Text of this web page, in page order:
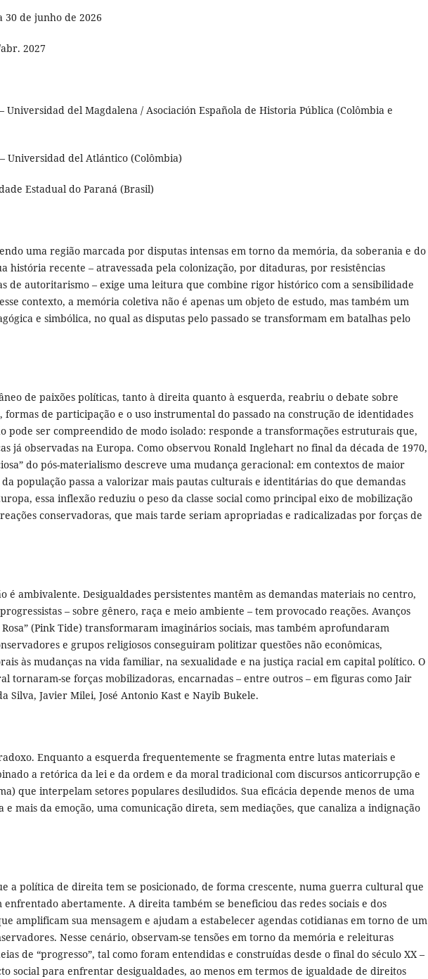
30 de junho de 2026
2027
Universidad del Magdalena / Asociación Española de Historia Pública (Colômbia e
Universidad del Atlántico (Colômbia)
Estadual do Paraná (Brasil)
uma região marcada por disputas intensas em torno da memória, da soberania e do
história recente – atravessada pela colonização, por ditaduras, por resistências
de autoritarismo – exige uma leitura que combine rigor histórico com a sensibilidade
contexto, a memória coletiva não é apenas um objeto de estudo, mas também um
e simbólica, no qual as disputas pelo passado se transformam em batalhas pelo
de paixões políticas, tanto à direita quanto à esquerda, reabriu o debate sobre
formas de participação e o uso instrumental do passado na construção de identidades
pode ser compreendido de modo isolado: responde a transformações estruturais que,
já observadas na Europa. Como observou Ronald Inglehart no final da década de 1970,
do pós-materialismo descreve uma mudança geracional: em contextos de maior
população passa a valorizar mais pautas culturais e identitárias do que demandas
essa inflexão reduziu o peso da classe social como principal eixo de mobilização
conservadoras, que mais tarde seriam apropriadas e radicalizadas por forças de
é ambivalente. Desigualdades persistentes mantêm as demandas materiais no centro,
– sobre gênero, raça e meio ambiente – tem provocado reações. Avanços
Rosa” (Pink Tide) transformaram imaginários sociais, mas também aprofundaram
e grupos religiosos conseguiram politizar questões não econômicas,
às mudanças na vida familiar, na sexualidade e na justiça racial em capital político. O
tornaram-se forças mobilizadoras, encarnadas – entre outros – em figuras como Jair
Silva, Javier Milei, José Antonio Kast e Nayib Bukele.
Enquanto a esquerda frequentemente se fragmenta entre lutas materiais e
a retórica da lei e da ordem e da moral tradicional com discursos anticorrupção e
que interpelam setores populares desiludidos. Sua eficácia depende menos de uma
mais da emoção, uma comunicação direta, sem mediações, que canaliza a indignação
a política de direita tem se posicionado, de forma crescente, numa guerra cultural que
abertamente. A direita também se beneficiou das redes sociais e dos
amplificam sua mensagem e ajudam a estabelecer agendas cotidianas em torno de um
Nesse cenário, observam-se tensões em torno da memória e releituras
de “progresso”, tal como foram entendidas e construídas desde o final do século XX –
social para enfrentar desigualdades, ao menos em termos de igualdade de direitos